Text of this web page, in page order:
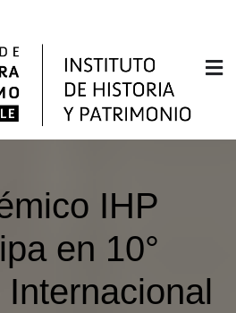
Historia y
y Urbanismo de la
IHP
en 10°